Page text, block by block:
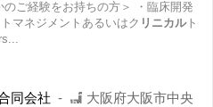
ご経験をお持ちの方＞ ・臨床開発
マネジメントあるいはク リニカルト
同会社 -
大阪府大阪市中央